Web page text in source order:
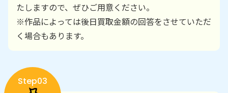
たしますので、ぜひご用意ください。
※作品によっては後日買取金額の回答をさせていただ
く場合もあります。
Step03